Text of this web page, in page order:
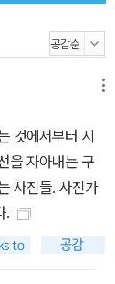
시작했다. 세상에
러가 주는 강렬한
백의 미가 담겨
해 동안의 유럽
에는 수많은 관
화 '캐
미장센으로 영
각과 불안한 사
길을 끈다. 1950
것에서부터 시
을 자아내는 구
사진들. 사진가
.